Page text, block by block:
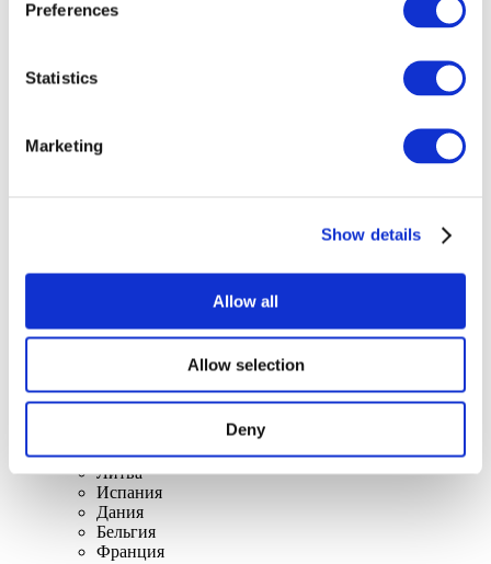
Preferences
Statistics
Marketing
Show details
Allow all
Allow selection
Deny
Концерты
Все страны
Великобритания
Литва
Испания
Дания
Бельгия
Франция